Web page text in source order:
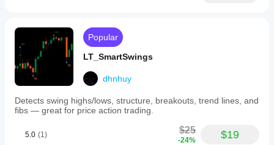
Popular
LT_SmartSwings
dhnhuy
Detects swing highs/lows, structure, breakouts, trend lines, and
fibs — great for price action trading.
5.0 (1) $25
-24% $19